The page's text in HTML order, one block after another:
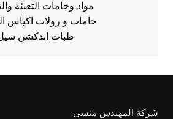
مواد وخامات التعبئة
خامات و رولات اكياس
طبات اندكشن
شركة المهندس منسي